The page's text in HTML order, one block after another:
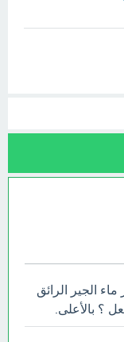
الجير الرائق
؟ بالأعلى.